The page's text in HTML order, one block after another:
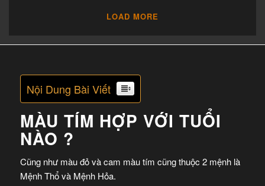
LOAD MORE
Nội Dung Bài Viết
MÀU TÍM HỢP VỚI TUỔI
NÀO ?
Cũng như màu đỏ và cam màu tím cũng thuộc 2 mệnh là
Mệnh Thổ và Mệnh Hỏa.